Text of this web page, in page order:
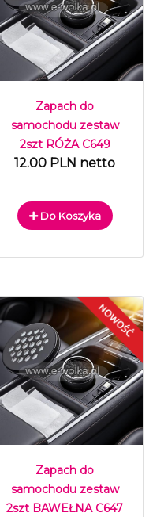
Zapach do
samochodu zestaw
2szt RÓŻA C649
12.00 PLN netto
Do Koszyka
Zapach do
samochodu zestaw
2szt BAWEŁNA C647